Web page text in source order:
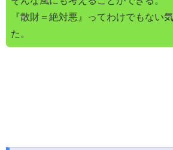
『散財＝絶対悪』ってわけでもない
た。